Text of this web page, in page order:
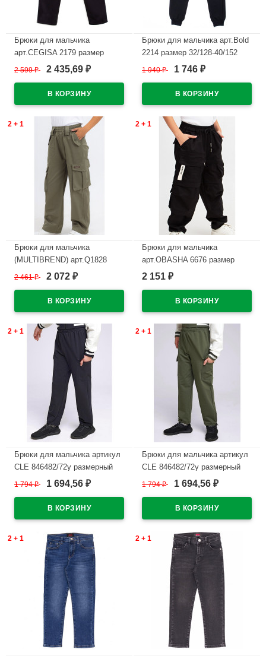
Брюки для мальчика
арт.CEGISA 2179 размер
36/140-40/152 цвет темно-
2 599₽ 2 435,69 ₽
Брюки для мальчика арт.Bold
2214 размер 32/128-40/152
цвет черный
1 940₽ 1 746 ₽
2 + 1
Брюки для мальчика
(MULTIBREND) арт.Q1828
размер 34/134-42/158 цвет
2 461₽ 2 072 ₽
2 + 1
Брюки для мальчика
арт.OBASHA 6676 размер
30/122-48/176 цвет черный
2 151 ₽
2 + 1
Брюки для мальчика артикул
CLE 846482/72у размерный
ряд 34/134-42/158 цвет темно-
1 794₽ 1 694,56 ₽
2 + 1
Брюки для мальчика артикул
CLE 846482/72у размерный
ряд 34/134-42/158 цвет хаки
1 794₽ 1 694,56 ₽
2 + 1 2 + 1